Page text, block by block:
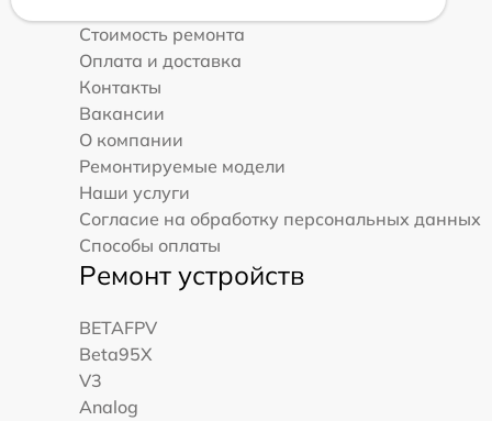
Стоимость ремонта
Оплата и доставка
Контакты
Вакансии
О компании
Ремонтируемые модели
Наши услуги
Согласие на обработку персональных данных
Способы оплаты
Ремонт устройств
BETAFPV
Beta95X
V3
Analog